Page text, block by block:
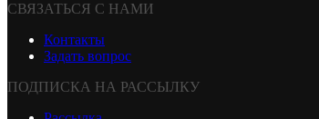
СВЯЗАТЬСЯ С НАМИ
Контакты
Задать вопрос
ПОДПИСКА НА РАССЫЛКУ